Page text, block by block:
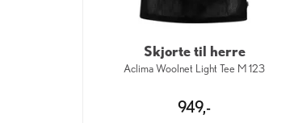
Skjorte til herre
Aclima Woolnet Light Tee M 123
949,-